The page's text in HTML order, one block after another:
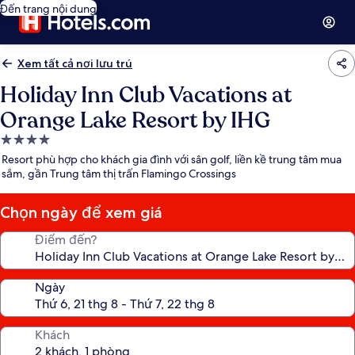
Đến trang nội dung
Xem tất cả nơi lưu trú
Holiday Inn Club Vacations at
Orange Lake Resort by IHG
Nơi
lưu
trú
4.0
sao
Resort phù hợp cho khách gia đình với sân golf, liền kề trung tâm mua
sắm, gần Trung tâm thị trấn Flamingo Crossings
Chọn ngày để xem giá
Điểm đến?
Ngày
Khách